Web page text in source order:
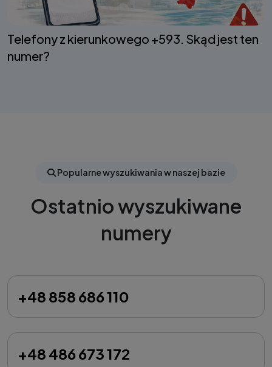
Telefony z kierunkowego +593. Skąd jest ten
numer?
Popularne wyszukiwania w naszej bazie
Ostatnio wyszukiwane
numery
+48 858 686 110
+48 486 673 172